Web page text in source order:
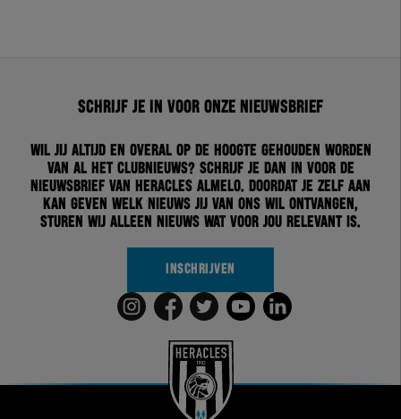
Schrijf je in voor onze nieuwsbrief
Wil jij altijd en overal op de hoogte gehouden worden
van al het clubnieuws? Schrijf je dan in voor de
nieuwsbrief van Heracles Almelo. Doordat je zelf aan
kan geven welk nieuws jij van ons wil ontvangen,
sturen wij alleen nieuws wat voor jou relevant is.
INSCHRIJVEN